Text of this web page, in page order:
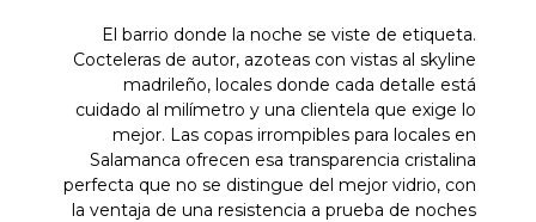
El barrio donde la noche se viste de etiqueta.
Cocteleras de autor, azoteas con vistas al skyline
madrileño, locales donde cada detalle está
cuidado al milímetro y una clientela que exige lo
mejor. Las copas irrompibles para locales en
Salamanca ofrecen esa transparencia cristalina
perfecta que no se distingue del mejor vidrio, con
la ventaja de una resistencia a prueba de noches